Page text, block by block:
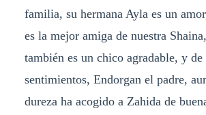
familia, su hermana Ayla es un
es la mejor amiga de nuestra
también es un chico agradable, y de
sentimientos, Endorgan el padre,
dureza ha acogido a Zahida de